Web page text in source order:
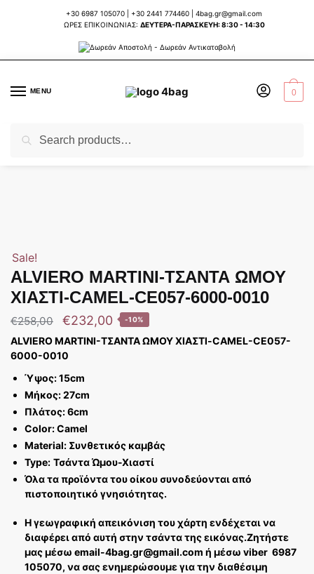
+30 6987 105070 +30 2441 774460
4bag.gr@gmail.com
ΩΡΕΣ ΕΠΙΚΟΙΝΩΝΙΑΣ: ΔΕΥΤΕΡΑ-ΠΑΡΑΣΚΕΥΗ: 8:30 - 14:30
MENU
for:
0
Home ΤΣΑΝΤΕΣ ΓΥΝΑΙΚΕΙΕΣ
Sale!
ALVIERO MARTINI-ΤΣΑΝΤΑ ΩΜΟΥ
ΧΙΑΣΤΙ-CAMEL-CE057-6000-0010
€258,00 €232,00 -10%
ALVIERO MARTINI-ΤΣΑΝΤΑ ΩΜΟΥ ΧΙΑΣΤΙ-CAMEL-CE057-
6000-0010
Ύψος: 15cm
Μήκος: 27cm
Πλάτος: 6cm
Color: Camel
Material: Συνθετικός καμβάς
Type: Τσάντα Ώμου-Χιαστί
Όλα τα προϊόντα του οίκου συνοδεύονται από
πιστοποιητικό γνησιότητας.
Η γεωγραφική απεικόνιση του χάρτη ενδέχεται να
διαφέρει από αυτή στην τσάντα της εικόνας.Ζητήστε
μας μέσω email-4bag.gr@gmail.com ή μέσω viber 6987
105070, να σας ενημερώσουμε για την διαθέσιμη